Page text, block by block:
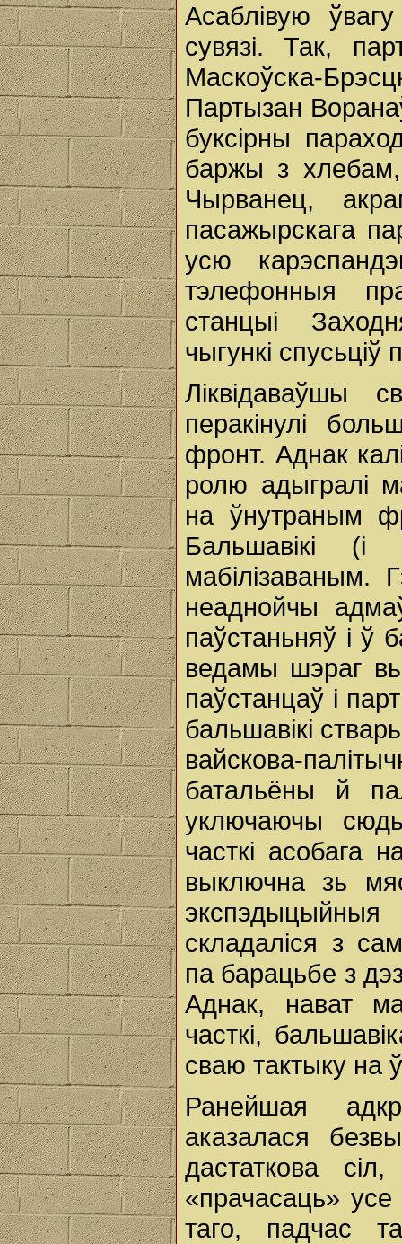
Асаблівую
сувязі. Так,
Маскоўска-
Партызан
буксірны
баржы з хлебам,
Чырванец,
пасажырскага
усю
тэлефонныя
станцыі
чыгункі
Ліквідаваўшы
перакінулі
фронт. Аднак
ролю адыгралі
на ўнутраным
Бальшавікі
мабілізаваным.
неаднойчы
паўстаньняў i ў
ведамы шэраг
паўстанцаў i
бальшавікі
вайскова-
батальёны й
уключаючы
часткі асобага
выключна зь
складаліся з
па барацьбе з
Аднак, нават
часткі,
сваю тактыку на
Ранейшая
аказалася
дастаткова
«прачасаць»
таго, падчас